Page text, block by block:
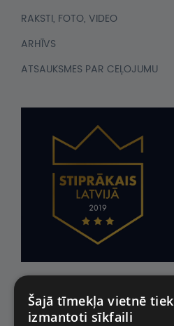
RAKSTI, FOTO, VIDEO
ARHĪVS
ATSAUKSMES PAR CEĻOJUMU
Šajā tīmekļa vietnē tiek
izmantoti sīkfaili